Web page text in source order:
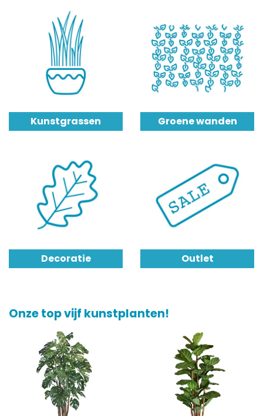
Kunstgrassen Groene wanden
Decoratie Outlet
Onze top vijf kunstplanten!